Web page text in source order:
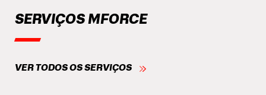
SERVIÇOS MFORCE
VER TODOS OS SERVIÇOS